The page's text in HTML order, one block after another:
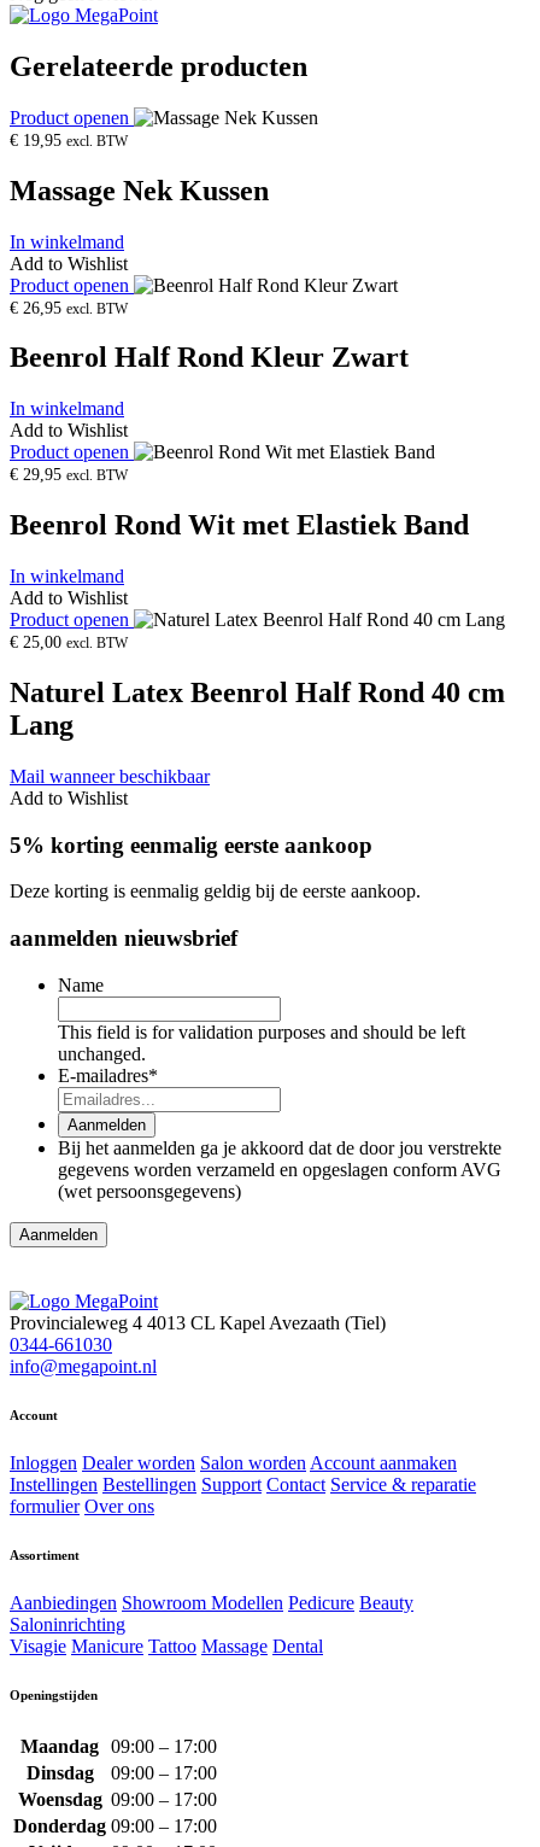
Gerelateerde producten
Product openen
€ 19,95 excl. BTW
Massage Nek Kussen
In winkelmand
Add to Wishlist
Product openen
€ 26,95 excl. BTW
Beenrol Half Rond Kleur Zwart
In winkelmand
Add to Wishlist
Product openen
€ 29,95 excl. BTW
Beenrol Rond Wit met Elastiek Band
In winkelmand
Add to Wishlist
Product openen
€ 25,00 excl. BTW
Naturel Latex Beenrol Half Rond 40 cm
Lang
Mail wanneer beschikbaar
Add to Wishlist
5% korting eenmalig eerste aankoop
Deze korting is eenmalig geldig bij de eerste aankoop.
aanmelden nieuwsbrief
Name
This field is for validation purposes and should be left
unchanged.
E-mailadres*
Aanmelden
Bij het aanmelden ga je akkoord dat de door jou verstrekte
gegevens worden verzameld en opgeslagen conform AVG
(wet persoonsgegevens)
Aanmelden
Provincialeweg 4 4013 CL Kapel Avezaath (Tiel)
0344-661030
info@megapoint.nl
Account
Inloggen Dealer worden Salon worden Account aanmaken
Instellingen Bestellingen Support Contact Service & reparatie
formulier Over ons
Assortiment
Aanbiedingen Showroom Modellen Pedicure Beauty
Saloninrichting
Visagie Manicure Tattoo Massage Dental
Openingstijden
Maandag 09:00 – 17:00
Dinsdag
09:00 – 17:00
Woensdag 09:00 – 17:00
Donderdag 09:00 – 17:00